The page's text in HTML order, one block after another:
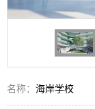
名称： 海岸学校